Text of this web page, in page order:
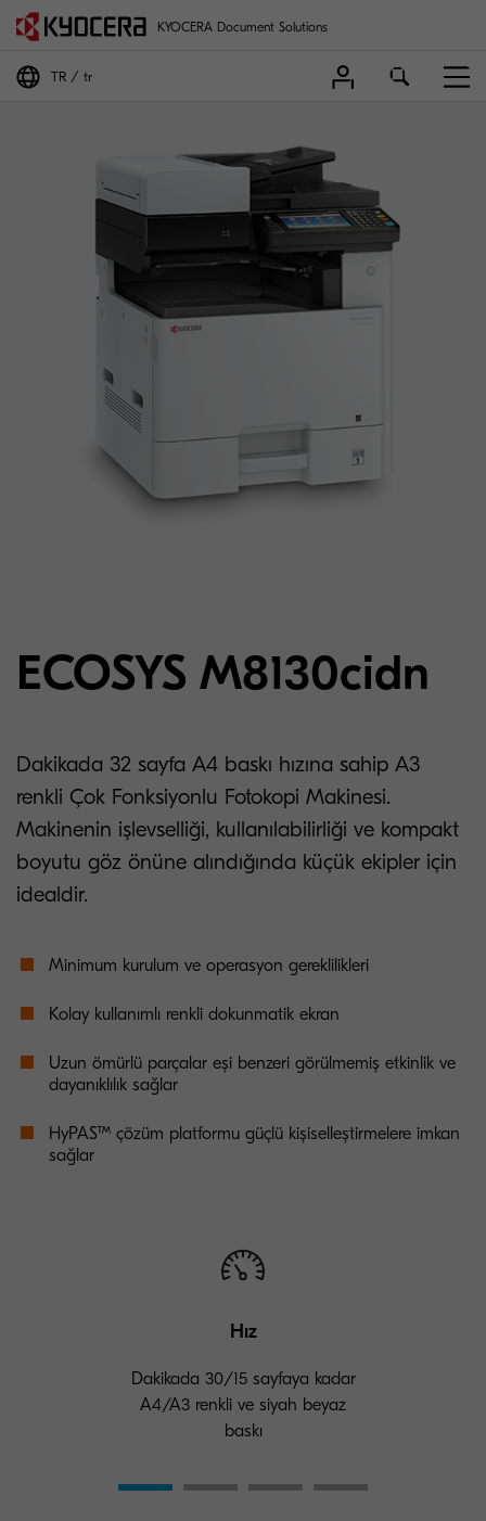
KYOCERA Document Solutions
TR tr
ECOSYS M8130cidn
Dakikada 32 sayfa A4 baskı hızına sahip A3
renkli Çok Fonksiyonlu Fotokopi Makinesi.
Makinenin işlevselliği, kullanılabilirliği ve kompakt
boyutu göz önüne alındığında küçük ekipler için
idealdir.
Minimum kurulum ve operasyon gereklilikleri
Kolay kullanımlı renkli dokunmatik ekran
Uzun ömürlü parçalar eşi benzeri görülmemiş etkinlik ve
dayanıklılık sağlar
HyPAS™ çözüm platformu güçlü kişiselleştirmelere imkan
sağlar
Hız
Dakikada 30/15 sayfaya kadar
A4/A3 renkli ve siyah beyaz
baskı